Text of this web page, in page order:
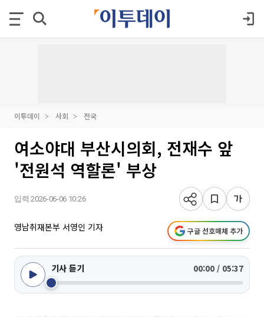
이투데이 사회 전국
여소야대 부산시의회, 전재수 앞
'전원석 역할론' 부상
입력 2026-06-06 10:26
영남취재본부 서영인 기자 구글 선호매체 추가
기사 듣기 00:00 / 05:37